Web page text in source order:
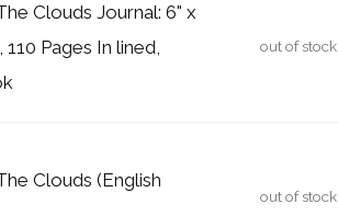
Clouds Journal: 6" x
110 Pages In lined,
out of stock
Clouds (English
out of stock